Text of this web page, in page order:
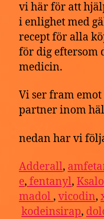
vi här för att
i enlighet med
recept för alla
för dig eftersom
medicin.
Vi ser fram
partner inom
nedan har vi
Adderall,
e, fentanyl,
madol , vicodin,
kodeinsirap,